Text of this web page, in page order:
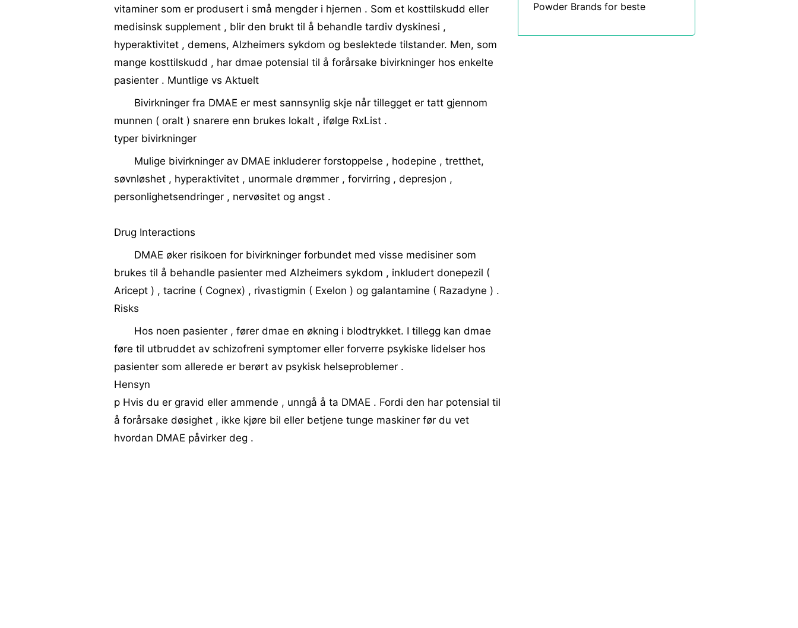
vitaminer som er produsert i små mengder i hjernen . Som et kosttilskudd eller
medisinsk supplement , blir den brukt til å behandle tardiv dyskinesi ,
hyperaktivitet , demens, Alzheimers sykdom og beslektede tilstander. Men, som
mange kosttilskudd , har dmae potensial til å forårsake bivirkninger hos enkelte
pasienter . Muntlige vs Aktuelt
Bivirkninger fra DMAE er mest sannsynlig skje når tillegget er tatt gjennom
munnen ( oralt ) snarere enn brukes lokalt , ifølge RxList .
typer bivirkninger
Mulige bivirkninger av DMAE inkluderer forstoppelse , hodepine , tretthet,
søvnløshet , hyperaktivitet , unormale drømmer , forvirring , depresjon ,
personlighetsendringer , nervøsitet og angst .
Drug Interactions
DMAE øker risikoen for bivirkninger forbundet med visse medisiner som
brukes til å behandle pasienter med Alzheimers sykdom , inkludert donepezil (
Aricept ) , tacrine ( Cognex) , rivastigmin ( Exelon ) og galantamine ( Razadyne ) .
Risks
Hos noen pasienter , fører dmae en økning i blodtrykket. I tillegg kan dmae
føre til utbruddet av schizofreni symptomer eller forverre psykiske lidelser hos
pasienter som allerede er berørt av psykisk helseproblemer .
Hensyn
p Hvis du er gravid eller ammende , unngå å ta DMAE . Fordi den har potensial til
å forårsake døsighet , ikke kjøre bil eller betjene tunge maskiner før du vet
hvordan DMAE påvirker deg .
Powder Brands for beste